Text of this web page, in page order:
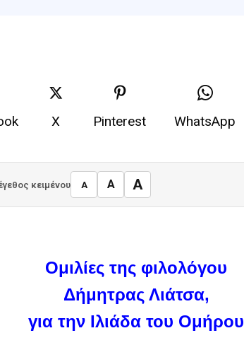
X Pinterest WhatsApp
κειμένου A A A
Ομιλίες της φιλολόγου
Δήμητρας Λιάτσα,
για την Ιλιάδα του Ομήρου